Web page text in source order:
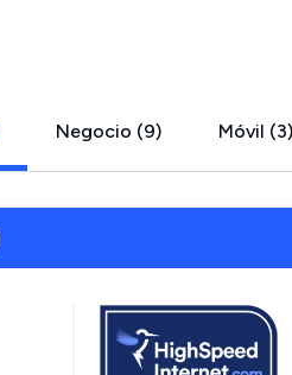
Negocio (9) Móvil (3)